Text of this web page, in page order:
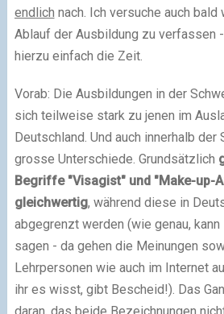
endlich nach. Ich versuche auch
Ablauf der Ausbildung zu verfassen
hierzu einfach die Zeit.
Vorab: Die Ausbildungen in der
sich teilweise stark zu jenen im
Deutschland. Und auch innerhalb
grosse Unterschiede. Grundsätzlich
Begriffe "Visagist" und "Make-up-
gleichwertig, während diese in
abgegrenzt werden (wie genau,
sagen - da gehen die Meinungen
Lehrpersonen wie auch im Internet
ihr es wisst, gibt Bescheid!). Das